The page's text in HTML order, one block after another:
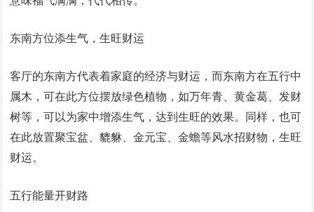
东南方位添生气，生旺财运
客厅的东南方代表着家庭的经济与财运，而东南方在五行中
属木，可在此方位摆放绿色植物，如万年青、黄金葛、发财
树等，可以为家中增添生气，达到生旺的效果。同样，也可
在此放置聚宝盆、貔貅、金元宝、金蟾等风水招财物，生旺
财运。
五行能量开财路